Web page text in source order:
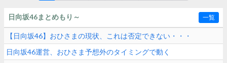
日向坂46まとめもり～ 一覧
【日向坂46】おひさまの現状、これは否定できない・・・
日向坂46運営、おひさま予想外のタイミングで動く